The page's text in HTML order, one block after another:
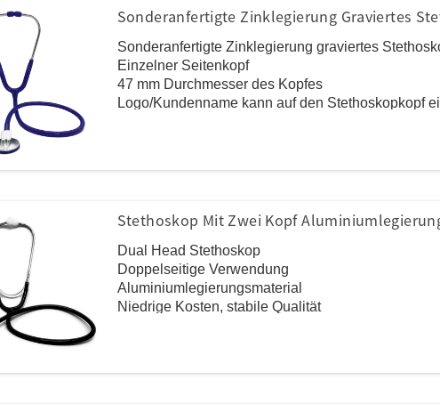
Sonderanfertigte Zinklegierung Graviertes
Sonderanfertigte Zinklegierung graviertes
Einzelner Seitenkopf
47 mm Durchmesser des Kopfes
Logo/Kundenname kann auf den Stethoskopkopf
Der Kopf und das Zwerchfell fügen den
Stethoskop Mit Zwei Kopf
Dual Head Stethoskop
Doppelseitige Verwendung
Aluminiumlegierungsmaterial
Niedrige Kosten, stabile Qualität